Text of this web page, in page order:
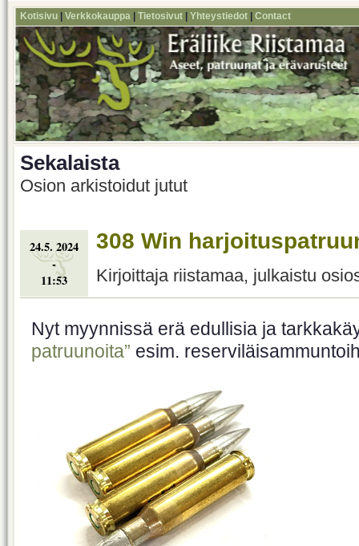
Kotisivu Verkkokauppa Tietosivut Yhteystiedot Contact
Sekalaista
Osion arkistoidut jutut
24.5. 2024
-
11:53
308 Win
Kirjoittaja riistamaa, julkaistu
Nyt myynnissä erä edullisia ja
patruunoita” esim.